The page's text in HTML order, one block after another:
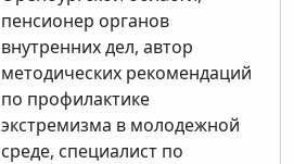
пенсионер органов
внутренних дел, автор
методических рекомендаций
по профилактике
экстремизма в молодежной
среде, специалист по